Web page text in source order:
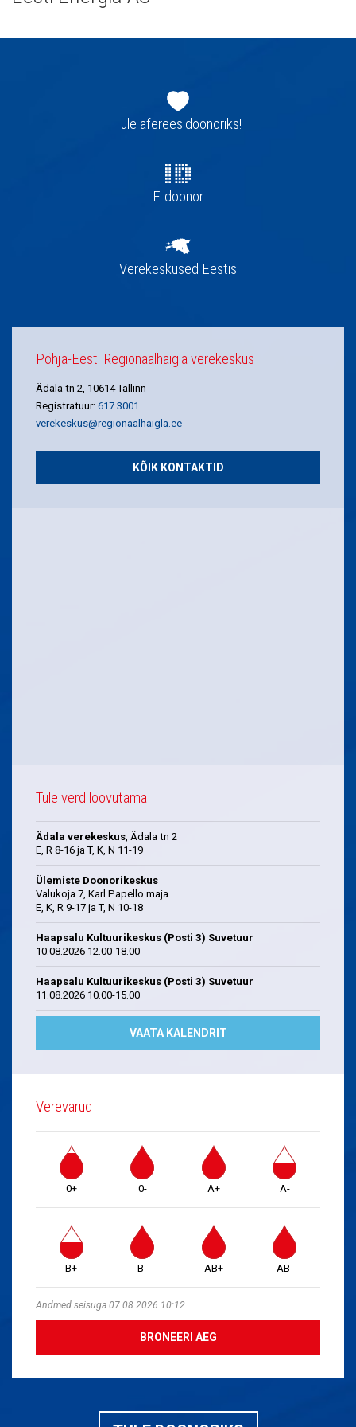
navigatsioonTule afereesidoonoriks!
E-doonor
Verekeskused Eestis
Põhja-Eesti Regionaalhaigla verekeskus
Ädala tn 2, 10614 Tallinn
Registratuur: 617 3001
verekeskus@regionaalhaigla.ee
KÕIK KONTAKTID
Tule verd loovutama
Ädala verekeskus, Ädala tn 2
E, R 8-16 ja T, K, N 11-19
Ülemiste Doonorikeskus
Valukoja 7, Karl Papello maja
E, K, R 9-17 ja T, N 10-18
Haapsalu Kultuurikeskus (Posti 3) Suvetuur
10.08.2026 12.00-18.00
Haapsalu Kultuurikeskus (Posti 3) Suvetuur
11.08.2026 10.00-15.00
VAATA KALENDRIT
Verevarud
0+ 0- A+ A-
B+ B- AB+ AB-
Andmed seisuga 07.08.2026 10:12
BRONEERI AEG